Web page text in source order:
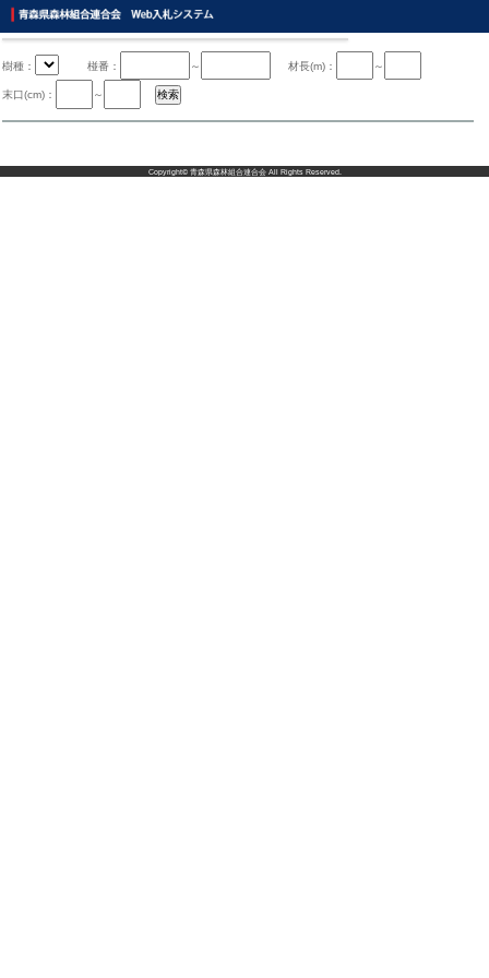
樹種： 椪番： ～ 材長(m)： ～
末口(cm)： ～
Copyright© 青森県森林組合連合会All Rights Reserved.